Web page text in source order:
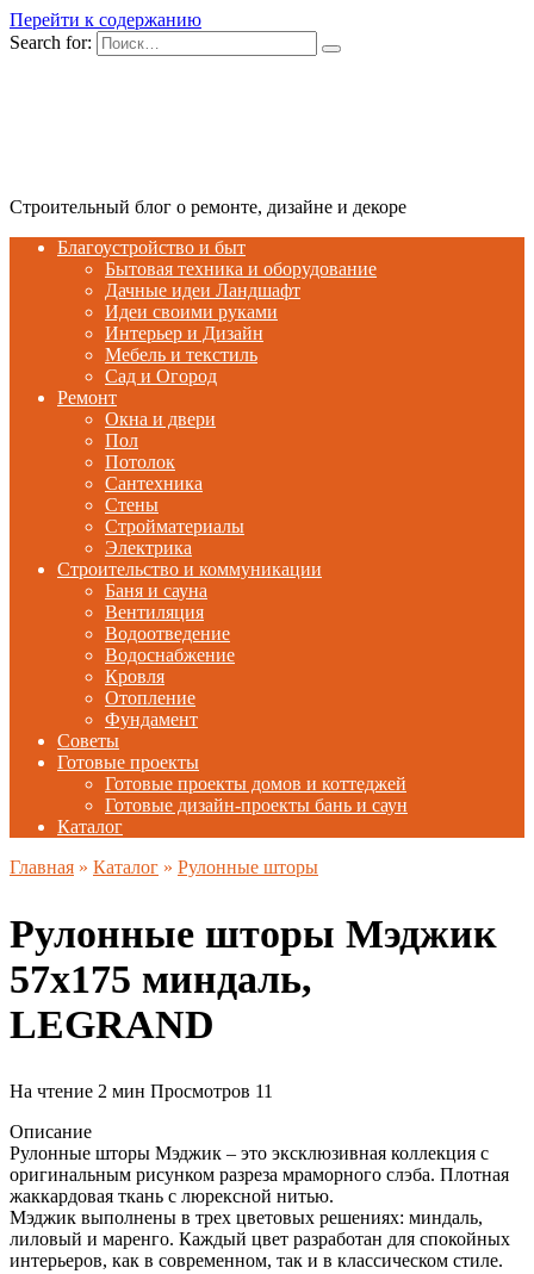
Перейти к содержанию
Search for:
Строительный блог о ремонте, дизайне и декоре
Благоустройство и быт
Бытовая техника и оборудование
Дачные идеи Ландшафт
Идеи своими руками
Интерьер и Дизайн
Мебель и текстиль
Сад и Огород
Ремонт
Окна и двери
Пол
Потолок
Сантехника
Стены
Стройматериалы
Электрика
Строительство и коммуникации
Баня и сауна
Вентиляция
Водоотведение
Водоснабжение
Кровля
Отопление
Фундамент
Советы
Готовые проекты
Готовые проекты домов и коттеджей
Готовые дизайн-проекты бань и саун
Каталог
Главная » Каталог » Рулонные шторы
Рулонные шторы Мэджик
57х175 миндаль,
LEGRAND
На чтение 2 мин Просмотров 11
Описание
Рулонные шторы Мэджик – это эксклюзивная коллекция с
оригинальным рисунком разреза мраморного слэба. Плотная
жаккардовая ткань с люрексной нитью.
Мэджик выполнены в трех цветовых решениях: миндаль,
лиловый и маренго. Каждый цвет разработан для спокойных
интерьеров, как в современном, так и в классическом стиле.